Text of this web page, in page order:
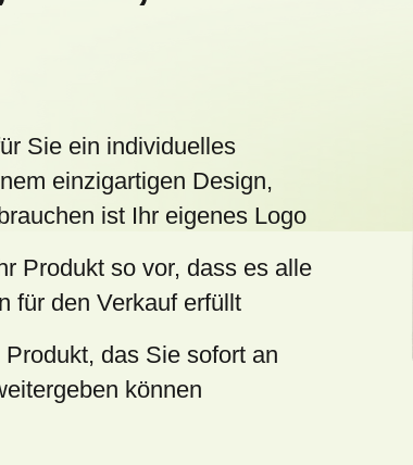
Sie ein individuelles
einzigartigen Design,
ist Ihr eigenes Logo
Produkt so vor, dass es alle
für den Verkauf erfüllt
das Sie sofort an
können